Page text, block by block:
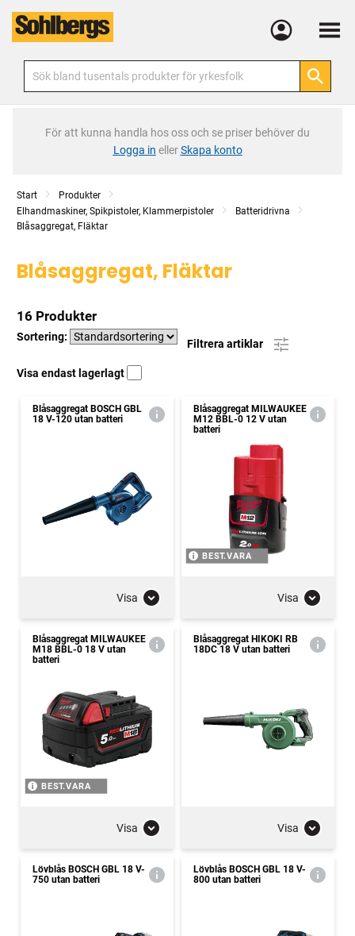
Meny
För att kunna handla hos oss och se priser behöver du
Logga in ellerSkapa konto
Start
Produkter
Elhandmaskiner, Spikpistoler, Klammerpistoler
Batteridrivna
Blåsaggregat, Fläktar
Blåsaggregat, Fläktar
16 Produkter
Sortering:
Filtrera artiklar
Visa endast lagerlagt
Blåsaggregat BOSCH GBL
18 V-120 utan batteri
Visa
Blåsaggregat MILWAUKEE
M12 BBL-0 12 V utan
batteri
BEST.VARA
Visa
Blåsaggregat MILWAUKEE
M18 BBL-0 18 V utan
batteri
BEST.VARA
Visa
Blåsaggregat HIKOKI RB
18DC 18 V utan batteri
Visa
Lövblås BOSCH GBL 18 V-
750 utan batteri
Lövblås BOSCH GBL 18 V-
800 utan batteri